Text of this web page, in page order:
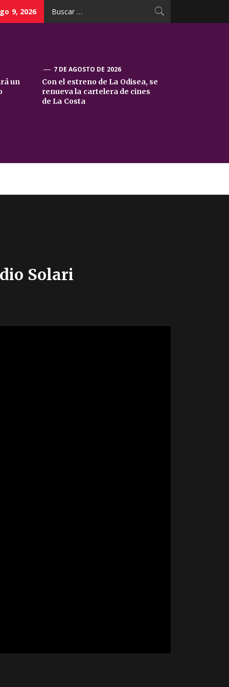
9, 2026
un
7 DE AGOSTO DE 2026
Con el estreno de La Odisea, se
renueva la cartelera de cines
de La Costa
Solari